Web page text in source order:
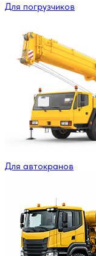
Для погрузчиков
Для автокранов